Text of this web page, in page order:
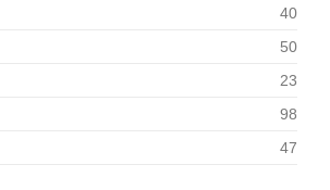
40
50
23
98
47